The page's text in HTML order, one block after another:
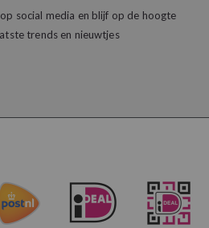
op social media en blijf op de hoogte
trends en nieuwtjes